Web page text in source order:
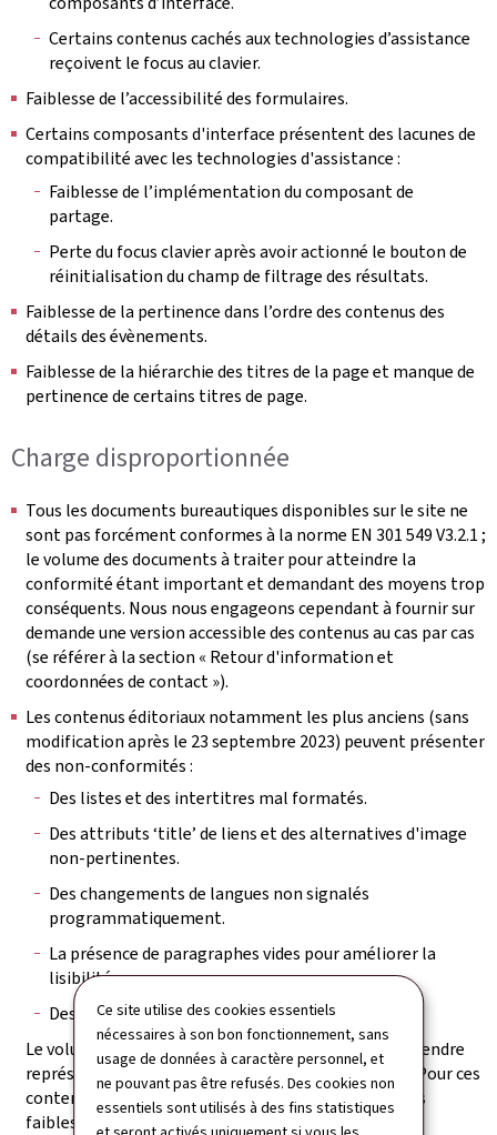
Ce site utilise des cookies essentiels
nécessaires à son bon fonctionnement, sans
usage de données à caractère personnel, et
ne pouvant pas être refusés. Des cookies non
essentiels sont utilisés à des fins statistiques
Certains contenus cachés aux technologies d’assistance
reçoivent le focus au clavier.
Faiblesse de l’accessibilité des formulaires.
Certains composants d'interface présentent des lacunes de
compatibilité avec les technologies d'assistance :
Faiblesse de l’implémentation du composant de
partage.
Perte du focus clavier après avoir actionné le bouton de
réinitialisation du champ de filtrage des résultats.
Faiblesse de la pertinence dans l’ordre des contenus des
détails des évènements.
Faiblesse de la hiérarchie des titres de la page et manque de
pertinence de certains titres de page.
Charge disproportionnée
Tous les documents bureautiques disponibles sur le site ne
sont pas forcément conformes à la norme EN 301 549 V3.2.1 ;
le volume des documents à traiter pour atteindre la
conformité étant important et demandant des moyens trop
conséquents. Nous nous engageons cependant à fournir sur
demande une version accessible des contenus au cas par cas
(se référer à la section « Retour d'information et
coordonnées de contact »).
Les contenus éditoriaux notamment les plus anciens (sans
modification après le 23 septembre 2023) peuvent présenter
des non-conformités :
Des listes et des intertitres mal formatés.
Des attributs ‘title’ de liens et des alternatives d'image
non-pertinentes.
Des changements de langues non signalés
programmatiquement.
La présence de paragraphes vides pour améliorer la
lisibilité.
Des tableaux incorrectement structurés.
Le volume des pages à vérifier et des contenus à reprendre
représente une charge de travail trop conséquente. Pour ces
contenus, il a été vérifié que, bien que présentant des
faiblesses de structuration, les non-conformités les